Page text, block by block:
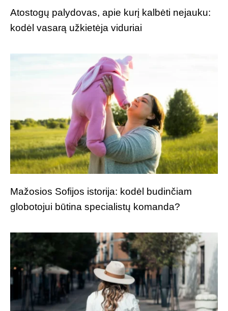
Atostogų palydovas, apie kurį kalbėti nejauku:
kodėl vasarą užkietėja viduriai
Mažosios Sofijos istorija: kodėl budinčiam
globotojui būtina specialistų komanda?